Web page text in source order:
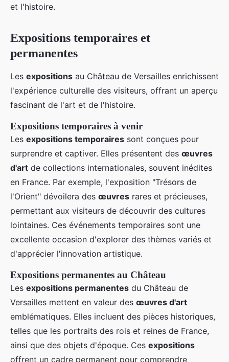
et l'histoire.
Expositions temporaires et
permanentes
Les expositions au Château de Versailles enrichissent
l'expérience culturelle des visiteurs, offrant un aperçu
fascinant de l'art et de l'histoire.
Expositions temporaires à venir
Les expositions temporaires sont conçues pour
surprendre et captiver. Elles présentent des œuvres
d'art de collections internationales, souvent inédites
en France. Par exemple, l'exposition "Trésors de
l'Orient" dévoilera des œuvres rares et précieuses,
permettant aux visiteurs de découvrir des cultures
lointaines. Ces événements temporaires sont une
excellente occasion d'explorer des thèmes variés et
d'apprécier l'innovation artistique.
Expositions permanentes au Château
Les expositions permanentes du Château de
Versailles mettent en valeur des œuvres d'art
emblématiques. Elles incluent des pièces historiques,
telles que les portraits des rois et reines de France,
ainsi que des objets d'époque. Ces expositions
offrent un cadre permanent pour comprendre